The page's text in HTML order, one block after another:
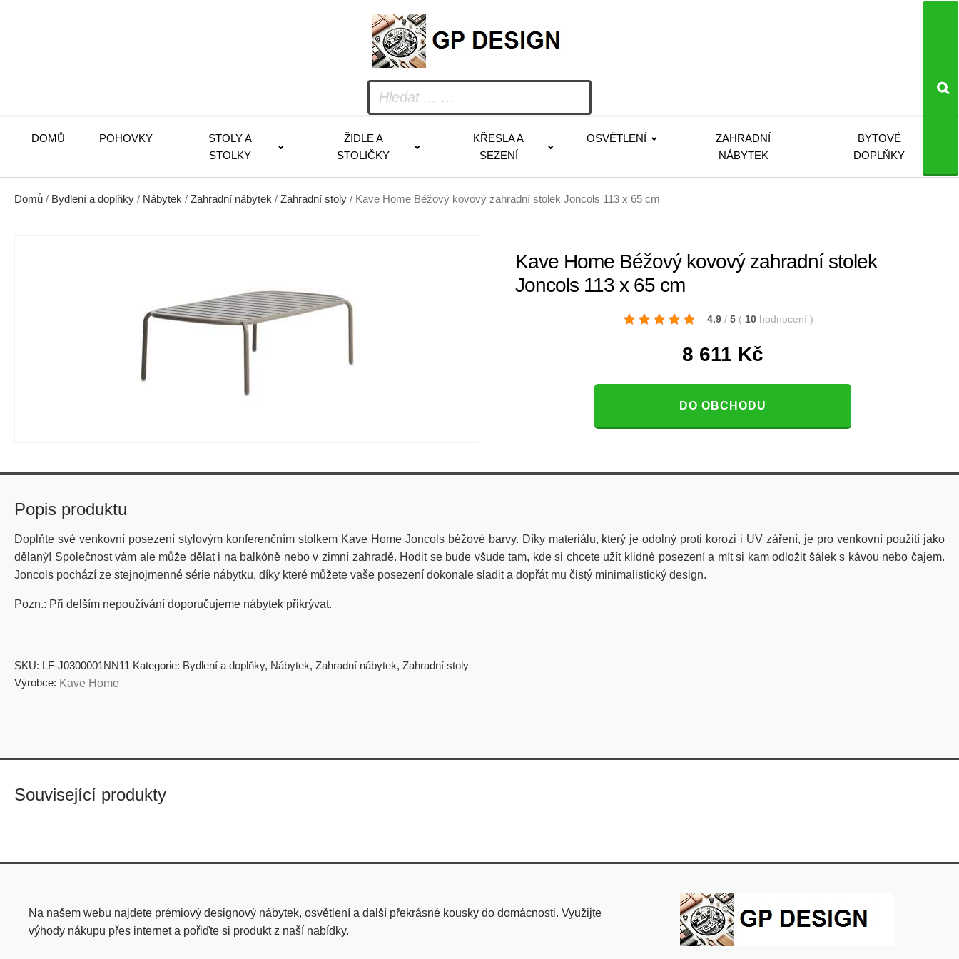
DOMŮ POHOVKY
STOLY A
STOLKY
ŽIDLE A
STOLIČKY
KŘESLA A
SEZENÍ
OSVĚTLENÍ
ZAHRADNÍ
NÁBYTEK
BYTOVÉ
DOPLŇKY
Domů / Bydlení a doplňky / Nábytek / Zahradní nábytek / Zahradní stoly / Kave Home Béžový kovový zahradní stolek Joncols 113 x 65 cm
Kave Home Béžový kovový zahradní stolek
Joncols 113 x 65 cm
4.9 / 5 ( 10 hodnocení )
8 611 Kč
DO OBCHODU
Popis produktu
Doplňte své venkovní posezení stylovým konferenčním stolkem Kave Home Joncols béžové barvy. Díky materiálu, který je odolný proti korozi i UV záření, je pro venkovní použití jako
dělaný! Společnost vám ale může dělat i na balkóně nebo v zimní zahradě. Hodit se bude všude tam, kde si chcete užít klidné posezení a mít si kam odložit šálek s kávou nebo čajem.
Joncols pochází ze stejnojmenné série nábytku, díky které můžete vaše posezení dokonale sladit a dopřát mu čistý minimalistický design.
Pozn.: Při delším nepoužívání doporučujeme nábytek přikrývat.
SKU: LF-J0300001NN11 Kategorie: Bydlení a doplňky, Nábytek, Zahradní nábytek, Zahradní stoly
Výrobce: Kave Home
Související produkty
Na našem webu najdete prémiový designový nábytek, osvětlení a další překrásné kousky do domácnosti. Využijte
výhody nákupu přes internet a pořiďte si produkt z naší nabídky.